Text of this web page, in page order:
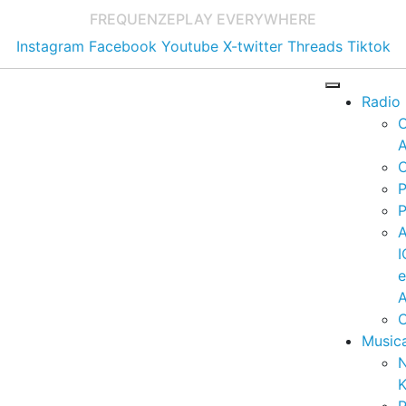
FREQUENZEPLAY EVERYWHERE
Instagram Facebook Youtube X-twitter Threads Tiktok
Radio
e